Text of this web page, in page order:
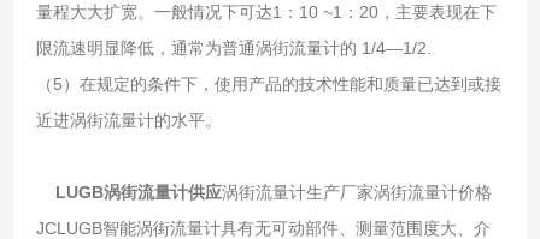
量程大大扩宽。一般情况下可达1：10 ~1：20，主要表现在下
限流速明显降低，通常为普通涡街流量计的 1/4—1/2.
（5）在规定的条件下，使用产品的技术性能和质量已达到或接
近进涡街流量计的水平。
LUGB涡街流量计供应涡街流量计生产厂家涡街流量计价格
JCLUGB智能涡街流量计具有无可动部件、测量范围度大、介